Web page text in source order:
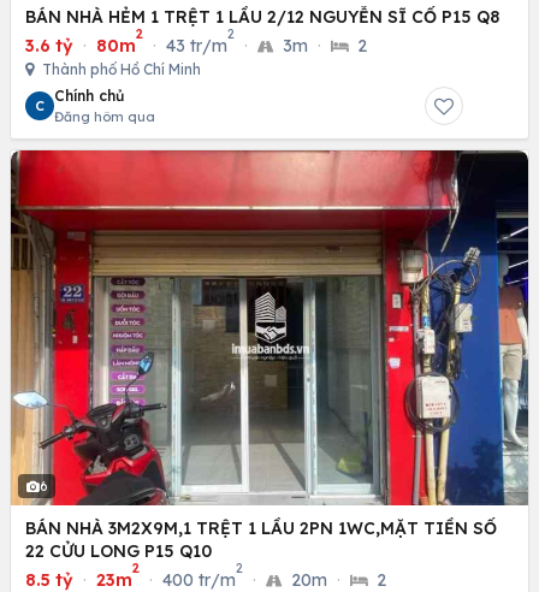
BÁN NHÀ HẺM 1 TRỆT 1 LẦU 2/12 NGUYỄN SĨ CỐ P15 Q8
3.6 tỷ · 80m
2
· 43 tr/m
2
· 3m · 2
Thành phố Hồ Chí Minh
C
Chính chủ
Đăng hôm qua
6
BÁN NHÀ 3M2X9M,1 TRỆT 1 LẦU 2PN 1WC,MẶT TIỀN SỐ
22 CỬU LONG P15 Q10
8.5 tỷ · 23m
2
· 400 tr/m
2
· 20m · 2